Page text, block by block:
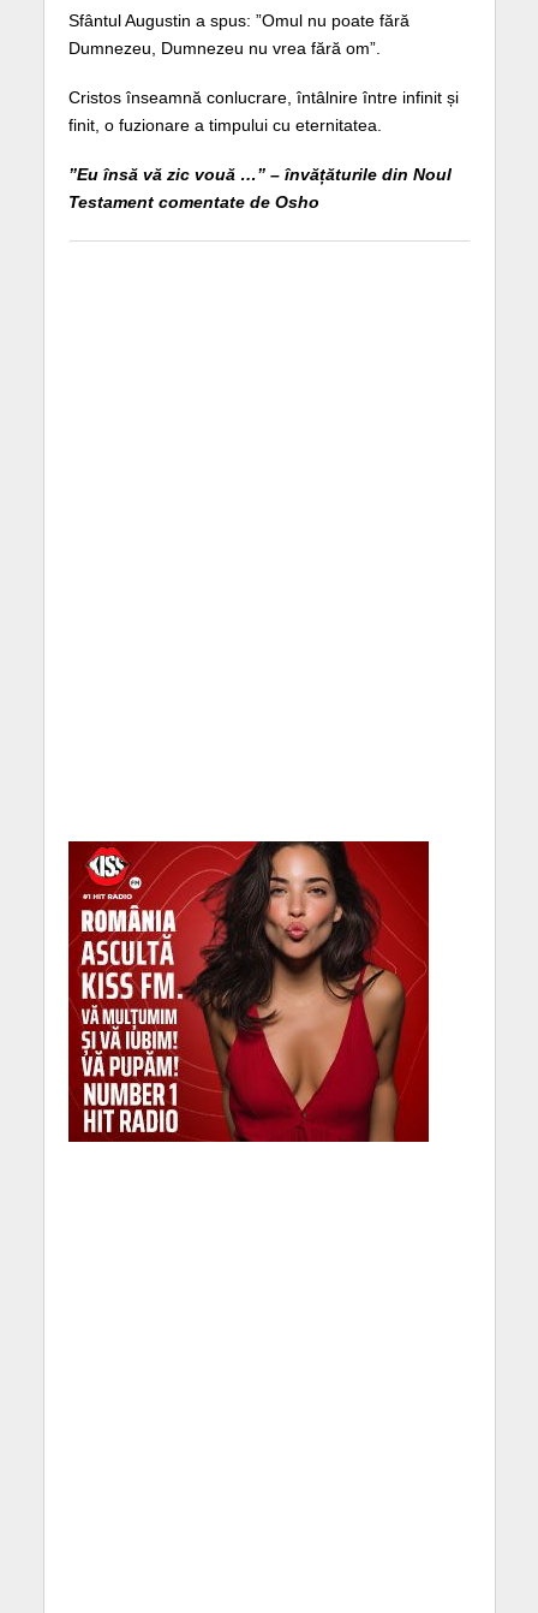
Sfântul Augustin a spus: ”Omul nu poate fără
Dumnezeu, Dumnezeu nu vrea fără om”.
Cristos înseamnă conlucrare, întâlnire între infinit și
finit, o fuzionare a timpului cu eternitatea.
”Eu însă vă zic vouă …” – învățăturile din Noul
Testament comentate de Osho